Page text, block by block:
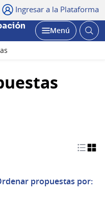
Ingresar a la Plataforma
Abrir
Menú
propuestas por: